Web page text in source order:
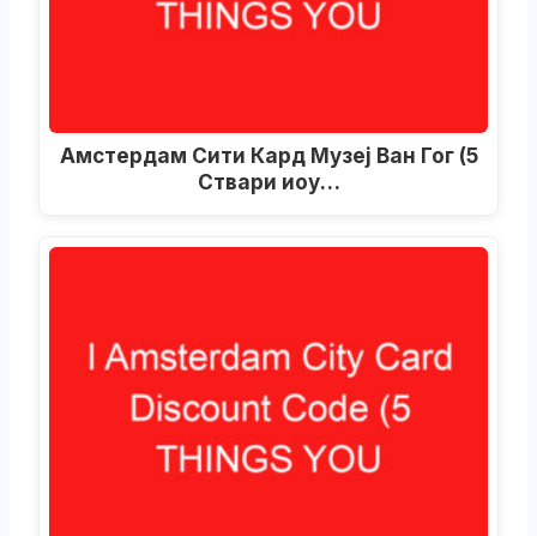
Амстердам Сити Кард Музеј Ван Гог (5
Ствари иоу…